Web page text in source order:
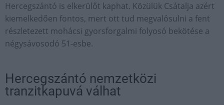
Hercegszántó is elkerülőt kaphat. Közülük Csátalja azért
kiemelkedően fontos, mert ott tud megvalósulni a fent
részletezett mohácsi gyorsforgalmi folyosó bekötése a
négysávosodó 51-esbe.
Hercegszántó nemzetközi
tranzitkapuvá válhat